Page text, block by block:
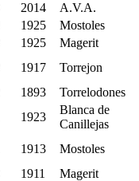
2014
A.V.A.
1925
Mostoles
1925
Magerit
1917
Torrejon
1893
Torrelodones
1923
Blanca de
Canillejas
1913
Mostoles
1911
Magerit